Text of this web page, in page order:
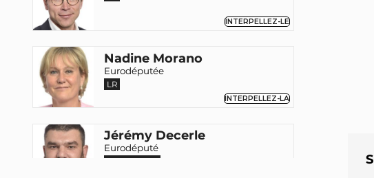
INTERPELLEZ-LE
Nadine Morano
Eurodéputée
LR
INTERPELLEZ-LA
Jérémy Decerle
Eurodéputé
Renaissance